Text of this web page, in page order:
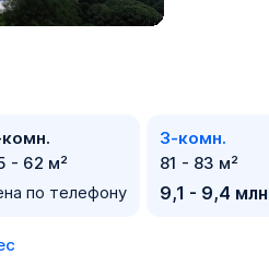
- 62 м²
по телефону
3-комн.
81 - 83 м²
9,1 - 9,4